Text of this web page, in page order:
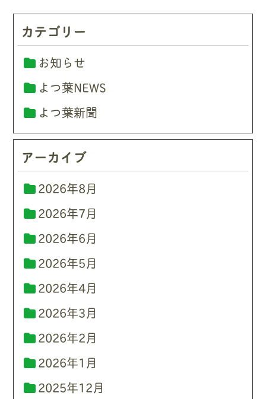
カテゴリー
お知らせ
よつ葉NEWS
よつ葉新聞
アーカイブ
2026年8月
2026年7月
2026年6月
2026年5月
2026年4月
2026年3月
2026年2月
2026年1月
2025年12月